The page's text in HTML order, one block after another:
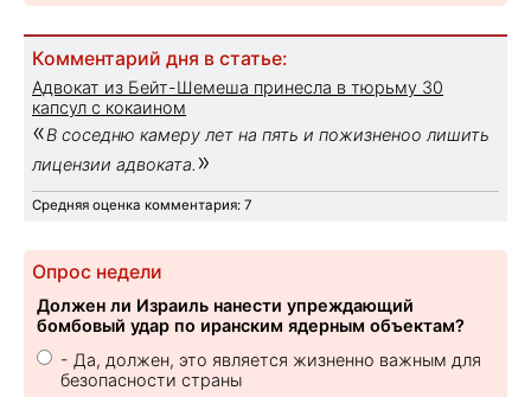
Комментарий дня в статье:
Адвокат из Бейт-Шемеша принесла в тюрьму 30
капсул с кокаином
«В соседню камеру лет на пять и пожизненоо лишить
лицензии адвоката. »
Средняя оценка комментария: 7
Опрос недели
Должен ли Израиль нанести упреждающий
бомбовый удар по иранским ядерным объектам?
- Да, должен, это является жизненно важным для
безопасности страны